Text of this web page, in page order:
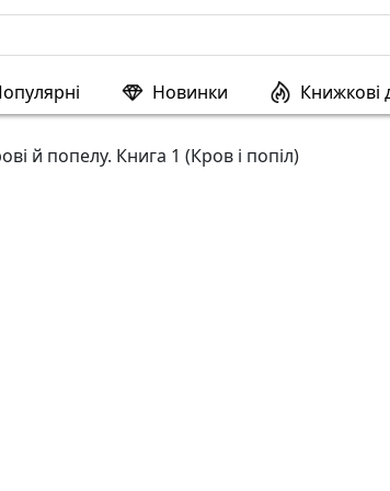
Новинки Книжкові
й попелу. Книга 1 (Кров і попіл)